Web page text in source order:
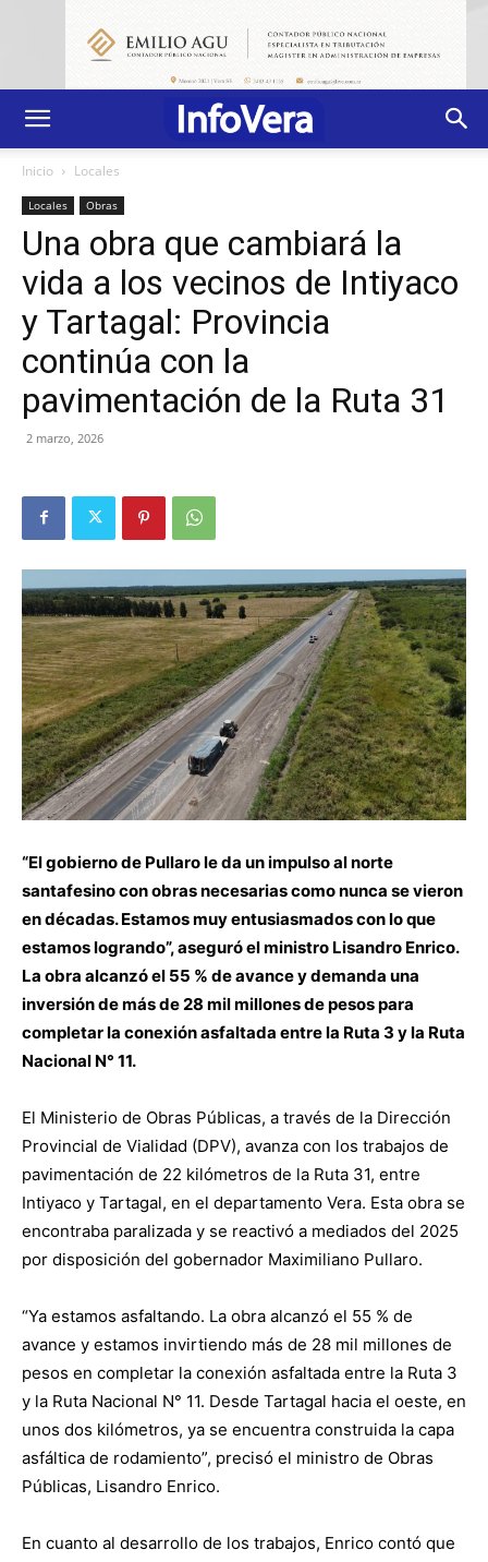
Inicio Locales
Locales Obras
Una obra que cambiará la
vida a los vecinos de Intiyaco
y Tartagal: Provincia
continúa con la
pavimentación de la Ruta 31
2 marzo, 2026
“El gobierno de Pullaro le da un impulso al norte
santafesino con obras necesarias como nunca se vieron
en décadas. Estamos muy entusiasmados con lo que
estamos logrando”, aseguró el ministro Lisandro Enrico.
La obra alcanzó el 55 % de avance y demanda una
inversión de más de 28 mil millones de pesos para
completar la conexión asfaltada entre la Ruta 3 y la Ruta
Nacional N° 11.
El Ministerio de Obras Públicas, a través de la Dirección
Provincial de Vialidad (DPV), avanza con los trabajos de
pavimentación de 22 kilómetros de la Ruta 31, entre
Intiyaco y Tartagal, en el departamento Vera. Esta obra se
encontraba paralizada y se reactivó a mediados del 2025
por disposición del gobernador Maximiliano Pullaro.
“Ya estamos asfaltando. La obra alcanzó el 55 % de
avance y estamos invirtiendo más de 28 mil millones de
pesos en completar la conexión asfaltada entre la Ruta 3
y la Ruta Nacional N° 11. Desde Tartagal hacia el oeste, en
unos dos kilómetros, ya se encuentra construida la capa
asfáltica de rodamiento”, precisó el ministro de Obras
Públicas, Lisandro Enrico.
En cuanto al desarrollo de los trabajos, Enrico contó que